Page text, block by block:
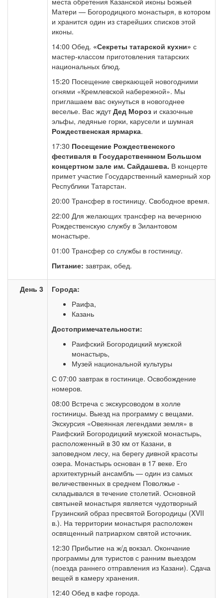
Матери — Богородицкого монастыря, в котором
и хранится один из старейших списков этой
иконы.
14:00 Обед. «Секреты татарской кухни» с
мастер-классом приготовления татарских
национальных блюд.
15:20 Посещение сверкающей новогодними
огнями «Кремлевской набережной». Мы
приглашаем вас окунуться в новогоднее
веселье. Вас ждутДед Мороз и сказочные
эльфы, ледяные горки, карусели и шумная
Рождественская ярмарка.
17:30 Посещение Рождественского
фестиваля в Государственнном Большом
концертном зале им. Сайдашева. В концерте
примет участие Государственный камерный хор
Республики Татарстан.
20:00 Трансфер в гостиницу. Свободное время.
22:00 Для желающих трансфер на вечернюю
Рождественскую службу в Зилантовом
монастыре.
01:00 Трансфер со службы в гостиницу.
Питание: завтрак, обед.
День 3
Города:
Раифа,
Казань
Достопримечательности:
Раифский Богородицкий мужской
монастырь,
Музей национальной культуры
С 07:00 завтрак в гостинице. Освобождение
номеров.
08:00 Встреча с экскурсоводом в холле
гостиницы. Выезд на программу с вещами.
Экскурсия «Овеянная легендами земля» в
Раифский Богородицкий мужской монастырь,
расположенный в 30 км от Казани, в
заповедном лесу, на берегу дивной красоты
озера. Монастырь основан в 17 веке. Его
архитектурный ансамбль — один из самых
величественных в среднем Поволжье -
складывался в течение столетий. Основной
святыней монастыря является чудотворный
Грузинский образ пресвятой Богородицы (XVII
в.). На территории монастыря расположен
освященный патриархом святой источник.
12:30 Прибытие на ж/д вокзал. Окончание
программы для туристов с ранним выездом
(поезда раннего отправления из Казани). Сдача
вещей в камеру хранения.
12:40 Обед в кафе города.